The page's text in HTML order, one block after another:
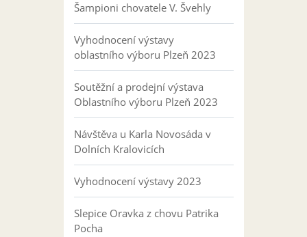
Šampioni chovatele V. Švehly
Vyhodnocení výstavy
oblastního výboru Plzeň 2023
Soutěžní a prodejní výstava
Oblastního výboru Plzeň 2023
Návštěva u Karla Novosáda v
Dolních Kralovicích
Vyhodnocení výstavy 2023
Slepice Oravka z chovu Patrika
Pocha